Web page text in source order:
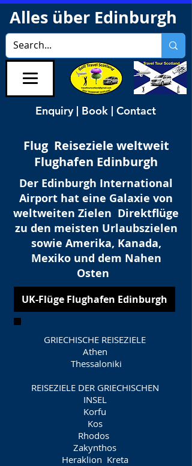
Alles über Edinburgh
Enquiry | Book | Contact
Flug Reiseziele weltweit
Flughafen Edinburgh
Der Edinburgh International
Airport hat eine Galaxie von
weltweiten Zielen Direktflüge
zu den meisten Urlaubszielen
sowie Amerika, Kanada,
Mexiko und dem Nahen
Osten
UK-Flüge Flughafen Edinburgh
GRIECHISCHE REISEZIELE
Athen
​ Thessaloniki
REISEZIELE DER GRIECHISCHEN
INSEL
Korfu
Kos
Rhodos
Zakynthos
Heraklion Kreta